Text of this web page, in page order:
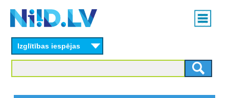
content
Main
menu
Izglītības iespējas